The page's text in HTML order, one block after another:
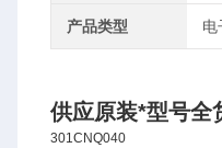
产品类型 电
供应原装*型号全
301CNQ040